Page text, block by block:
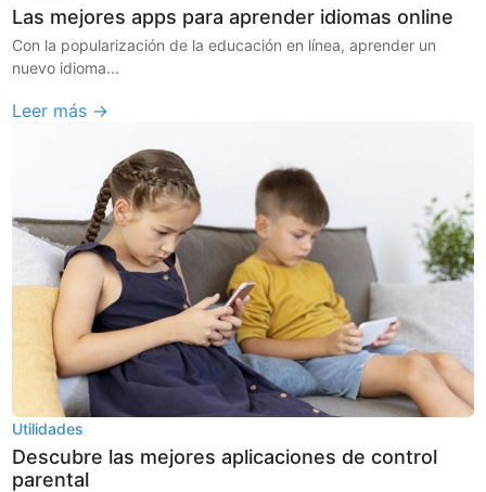
Las mejores apps para aprender idiomas online
Con la popularización de la educación en línea, aprender un
nuevo idioma...
Leer más →
Utilidades
Descubre las mejores aplicaciones de control
parental